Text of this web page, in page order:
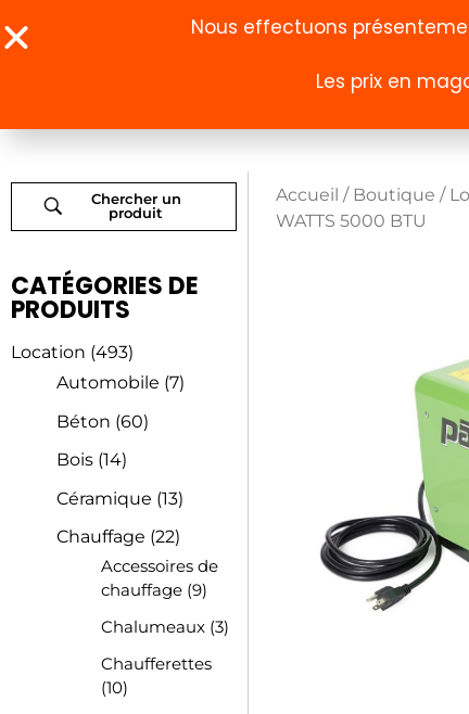
À propos Boutique
Chercher un
produit
CATÉGORIES DE
PRODUITS
Location (493)
Automobile (7)
Béton (60)
Bois (14)
Céramique (13)
Chauffage (22)
Accessoires de
chauffage (9)
Chalumeaux (3)
Chaufferettes
(10)
Accueil / Boutique /
WATTS 5000 BTU
Nous effectuons
Les prix en